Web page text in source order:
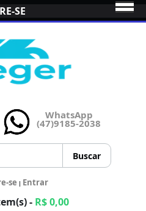
SE
WhatsApp
(47)9185-2038
se | Entrar
- R$ 0,00